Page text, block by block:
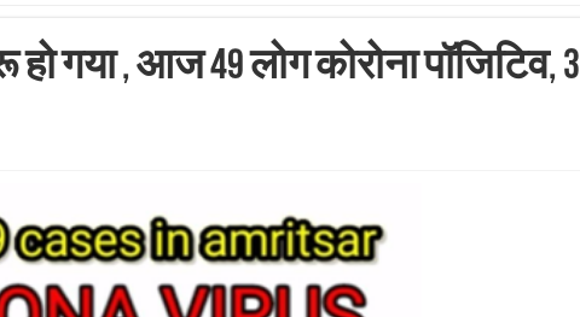
गया , आज 49 लोग कोरोना पॉजिटिव, 3